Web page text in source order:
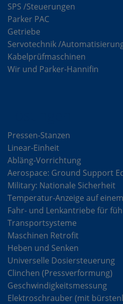
SPS /Steuerungen
Parker PAC
Getriebe
Servotechnik /
Kabelprüfmaschinen
Wir und Parker-Hannifin
Pressen-Stanzen
Linear-Einheit
Abläng-Vorrichtung
Aerospace: Ground Support
Military: Nationale Sicherheit
Temperatur-Anzeige auf
Fahr- und Lenkantriebe für
Transportsysteme
Maschinen Retrofit
Heben und Senken
Universelle Dosiersteuerung
Clinchen (Pressverformung)
Geschwindigkeitsmessung
Elektroschrauber (mit